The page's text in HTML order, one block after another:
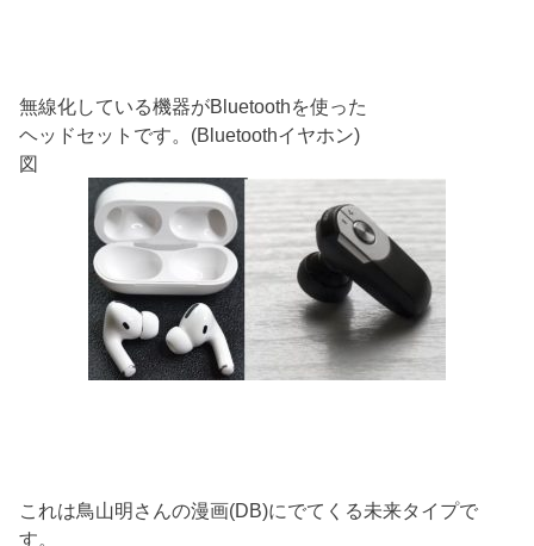
無線化している機器がBluetoothを使った
ヘッドセットです。(Bluetoothイヤホン)
図
これは鳥山明さんの漫画(DB)にでてくる未来タイプで
す。